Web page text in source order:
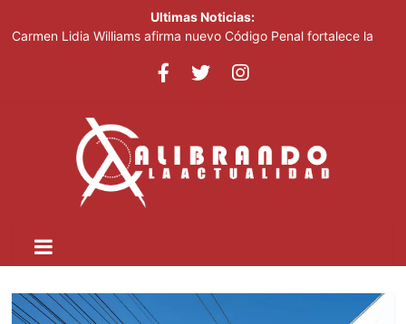
Ultimas Noticias:
Carmen Lidia Williams afirma nuevo Código Penal fortalece la
El Festival Internacional del Sombrero regresa a Ocoa con una
violencia contra niñas, niños y mujeres
Kamilolf indetenible con tema “No lo beses”
Presidente Abinader abrirá XVI congreso internacional de
dirección de proyectos de PMI República Dominicana